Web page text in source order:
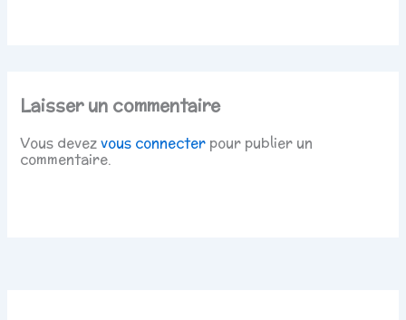
Laisser un commentaire
Vous devezvous connecter pour publier un
commentaire.